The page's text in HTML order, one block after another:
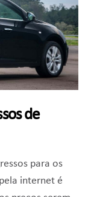
de
para os
internet é